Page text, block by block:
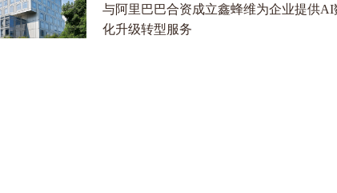
鑫蜂维第一款saas产品，企业门户项目正式启
动。